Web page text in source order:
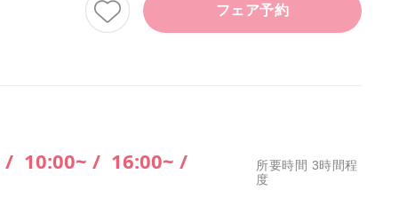
フェア予約
/ 10:00~ / 16:00~ /
所要時間 3時間程
度